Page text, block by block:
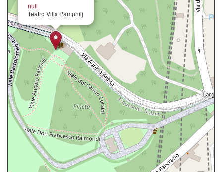
null
Teatro Villa Pamphilj